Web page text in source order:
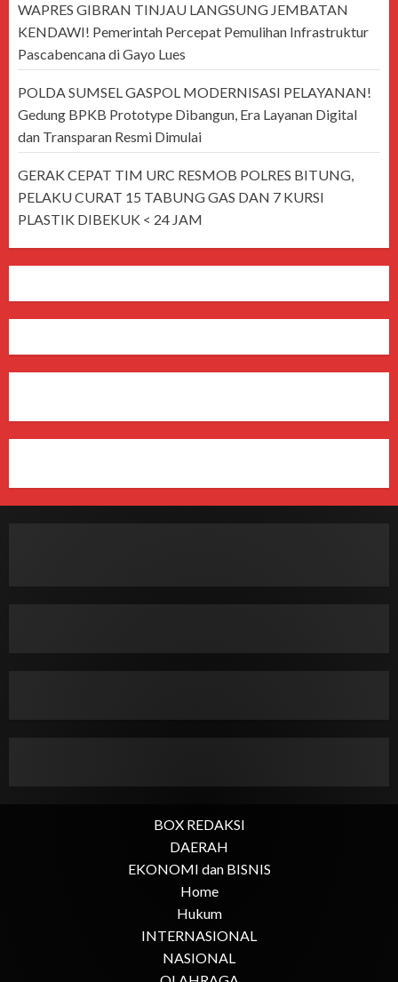
WAPRES GIBRAN TINJAU LANGSUNG JEMBATAN
KENDAWI! Pemerintah Percepat Pemulihan Infrastruktur
Pascabencana di Gayo Lues
POLDA SUMSEL GASPOL MODERNISASI PELAYANAN!
Gedung BPKB Prototype Dibangun, Era Layanan Digital
dan Transparan Resmi Dimulai
GERAK CEPAT TIM URC RESMOB POLRES BITUNG,
PELAKU CURAT 15 TABUNG GAS DAN 7 KURSI
PLASTIK DIBEKUK < 24 JAM
BOX REDAKSI
DAERAH
EKONOMI dan BISNIS
Home
Hukum
INTERNASIONAL
NASIONAL